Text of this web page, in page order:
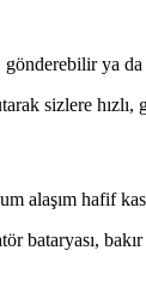
ya
sizlere
alaşım hafif
bataryası,